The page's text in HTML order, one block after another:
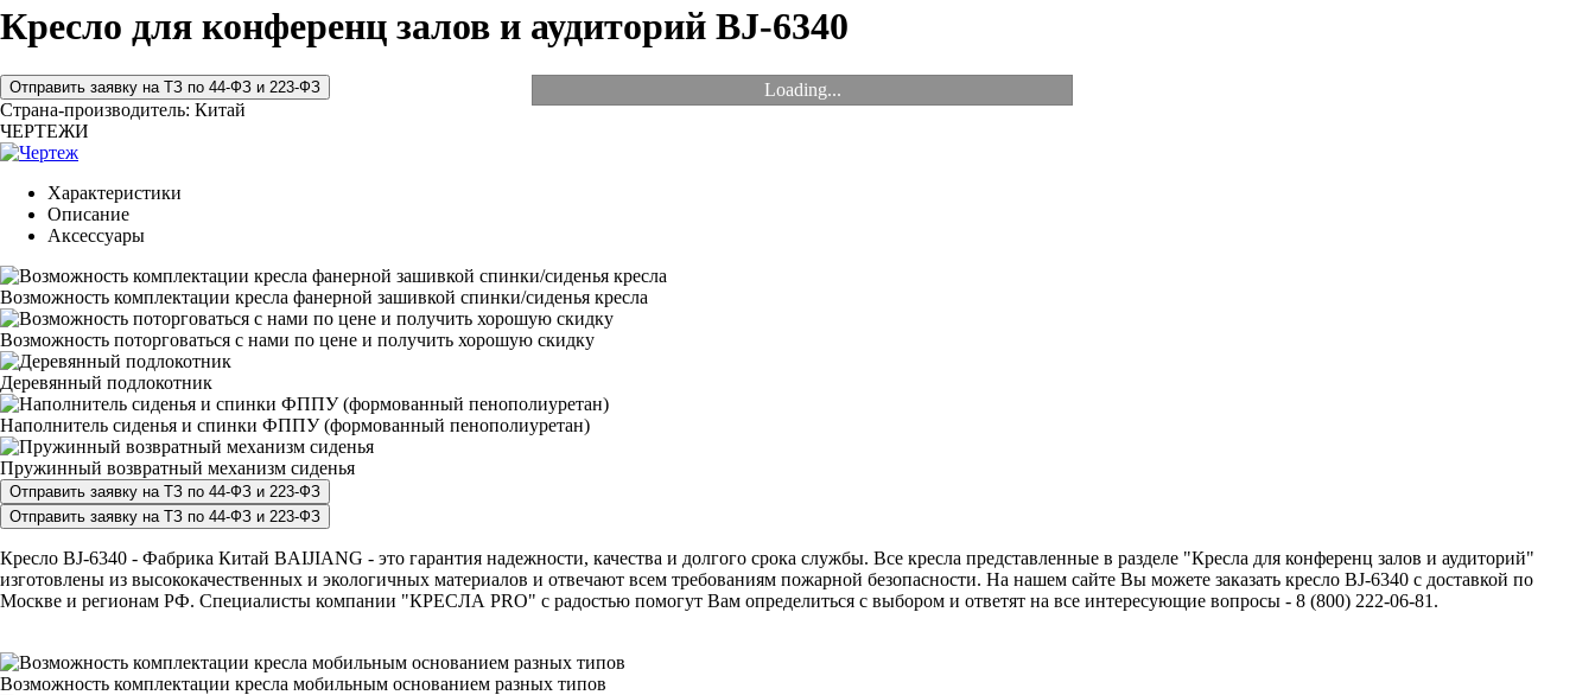
Кресло для конференц залов и аудиторий BJ-6340
Loading...
Страна-производитель: Китай
ЧЕРТЕЖИ
Характеристики
Описание
Аксессуары
Возможность комплектации кресла фанерной зашивкой спинки/сиденья кресла
Возможность поторговаться с нами по цене и получить хорошую скидку
Деревянный подлокотник
Наполнитель сиденья и спинки ФППУ (формованный пенополиуретан)
Пружинный возвратный механизм сиденья
Кресло BJ-6340 - Фабрика Китай BAIJIANG - это гарантия надежности, качества и долгого срока службы. Все кресла представленные в разделе "Кресла для конференц залов и аудиторий"
изготовлены из высококачественных и экологичных материалов и отвечают всем требованиям пожарной безопасности. На нашем сайте Вы можете заказать кресло BJ-6340 с доставкой по
Москве и регионам РФ. Специалисты компании "КРЕСЛА PRO" с радостью помогут Вам определиться с выбором и ответят на все интересующие вопросы - 8 (800) 222-06-81.
Возможность комплектации кресла мобильным основанием разных типов